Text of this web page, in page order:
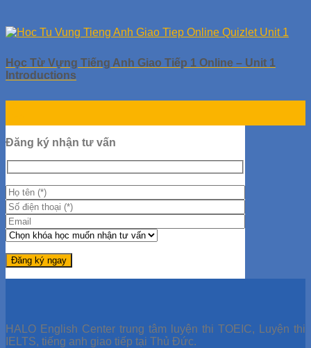
Học Từ Vựng Tiếng Anh Giao Tiếp 1 Online – Unit 1
Introductions
Đăng ký nhận tư vấn
HALO English Center trung tâm luyện thi TOEIC, Luyện thi
IELTS, tiếng anh giao tiếp tại Thủ Đức.